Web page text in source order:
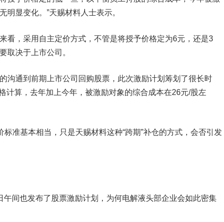
明显变化。”天赐材料人士表示。
，采用自主定价方式，不管是将授予价格定为6元，还是3
取决于上市公司。
通到前期上市公司回购股票，此次激励计划筹划了很长时
计算，去年加上今年，被激励对象的综合成本在26元/股左
准基本相当，只是天赐材料这种“跨期”补仓的方式，会否引发
间也发布了股票激励计划，为何电解液头部企业会如此密集